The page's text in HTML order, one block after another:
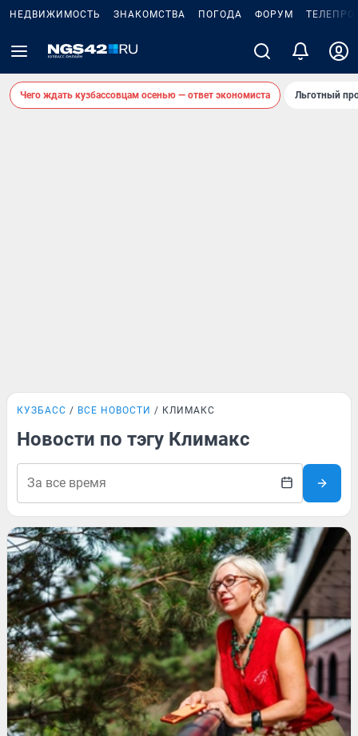
НЕДВИЖИМОСТЬ ЗНАКОМСТВА ПОГОДА ФОРУМ
Чего ждать кузбассовцам осенью — ответ экономиста Льготный
КУЗБАСС ВСЕ НОВОСТИ КЛИМАКС
Новости по тэгу Климакс